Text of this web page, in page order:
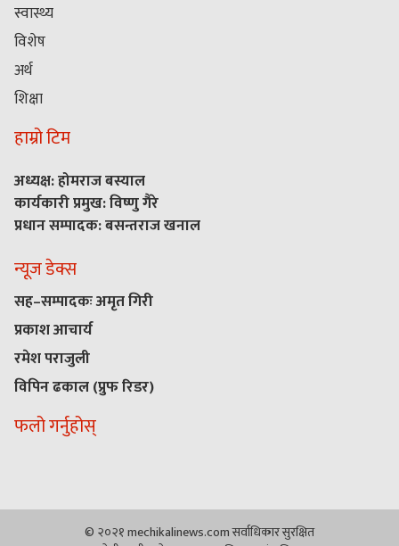
स्वास्थ्य
विशेष
अर्थ
शिक्षा
हाम्रो टिम
अध्यक्ष: होमराज बस्याल
कार्यकारी प्रमुख: विष्णु गैरे
प्रधान सम्पादक: बसन्तराज खनाल
न्यूज डेक्स
सह–सम्पादकः अमृत गिरी
प्रकाश आचार्य
रमेश पराजुली
विपिन ढकाल (प्रुफ रिडर)
फलो गर्नुहोस्
© २०२१ mechikalinews.com सर्वाधिकार सुरक्षित